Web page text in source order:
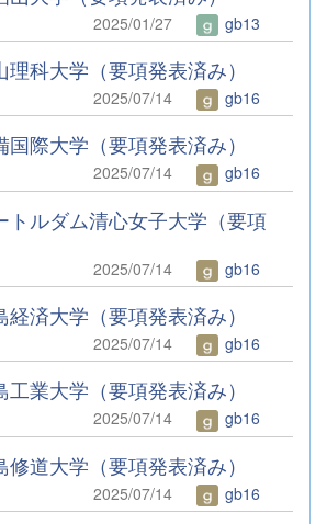
2025/01/27 gb13
科大学（要項発表済み）
2025/07/14 gb16
際大学（要項発表済み）
2025/07/14 gb16
トルダム清心女子大学（要項
2025/07/14 gb16
済大学（要項発表済み）
2025/07/14 gb16
業大学（要項発表済み）
2025/07/14 gb16
道大学（要項発表済み）
2025/07/14 gb16